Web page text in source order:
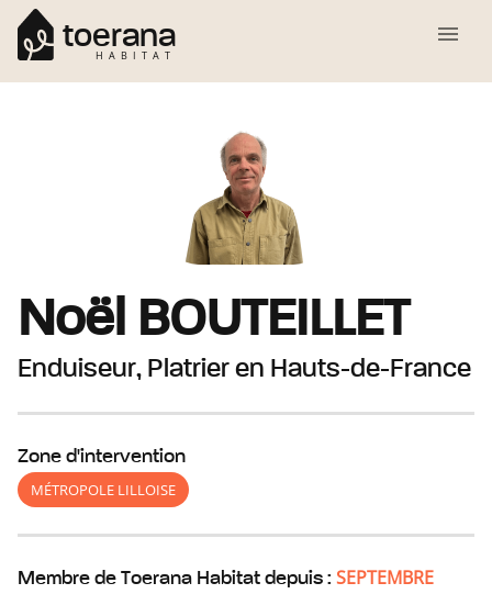
toerana
HABITAT
Noël BOUTEILLET
Enduiseur, Platrier en Hauts-de-France
Zone d'intervention
MÉTROPOLE LILLOISE
Membre de Toerana Habitat depuis : SEPTEMBRE